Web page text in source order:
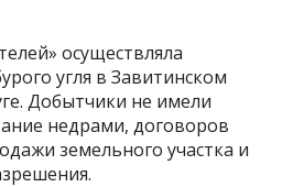
осуществляла
угля в Завитинском
Добытчики не имели
недрами, договоров
земельного участка и